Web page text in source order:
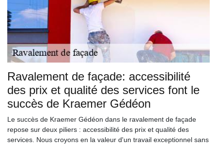
Ravalement de façade: accessibilité
des prix et qualité des services font le
succès de Kraemer Gédéon
Le succès de Kraemer Gédéon dans le ravalement de façade
repose sur deux piliers : accessibilité des prix et qualité des
services. Nous croyons en la valeur d'un travail exceptionnel sans